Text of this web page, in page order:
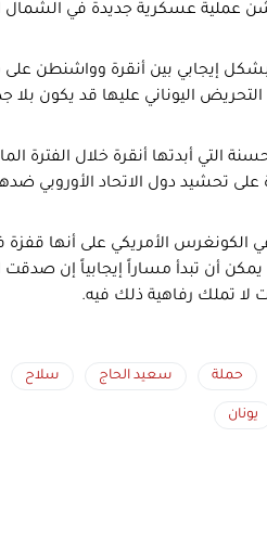
عملية عسكرية جديدة في الشمال
يبدو أن صفقة مقاتلات إف16 تسير بشكل إيجابي بين أنقرة
اليوناني عليها قد يكون بلا
التي أبدتها أنقرة خلال الفترة
على تحشيد دول الاتحاد الأوروبي
الأمريكي على أنها قفزة
يمكن أن تبدأ مساراً إيجابياً إن صدقت
لا تملك رفاهية ذلك فيه.
حملة سعيد الحاج سلاح
يونان